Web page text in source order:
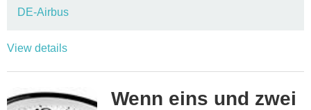
DE-Airbus
View details
Wenn eins und zwei